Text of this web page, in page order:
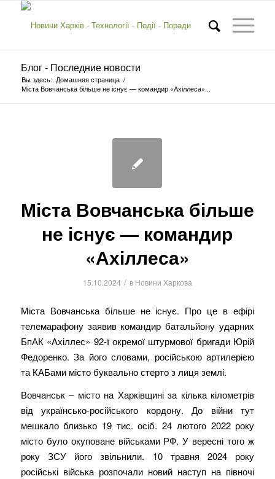
Блог - Последние новости
Вы здесь: Домашняя страница /
Міста Вовчанська більше не існує — командир «Ахіллеса»...
Міста Вовчанська більше
не існує — командир
«Ахіллеса»
15.10.2024 / в Новини Харкова
Міста Вовчанська більше не існує. Про це в ефірі
телемарафону заявив командир батальйону ударних
БпАК «Ахіллес» 92-ї окремої штурмової бригади Юрій
Федоренко. За його словами, російською артилерією
та КАБами місто буквально стерто з лиця землі.
Вовчанськ – місто на Харківщині за кілька кілометрів
від українсько-російського кордону. До війни тут
мешкало близько 19 тис. осіб. 24 лютого 2022 року
місто було окуповане військами РФ. У вересні того ж
року ЗСУ його звільнили. 10 травня 2024 року
російські війська розпочали новий наступ на півночі